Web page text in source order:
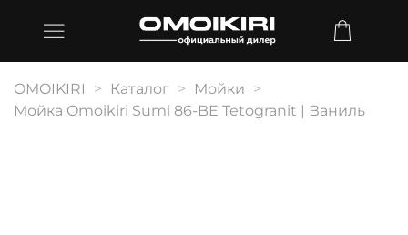
OMOIKIRI Каталог
Мойки
Мойка Omoikiri Sumi 86-BE Tetogranit | Ваниль